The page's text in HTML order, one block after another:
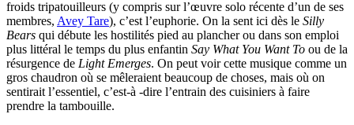
froids tripatouilleurs (y compris sur l’œuvre solo récente d’un de ses
membres, Avey Tare), c’est l’euphorie. On la sent ici dès le Silly
Bears qui débute les hostilités pied au plancher ou dans son emploi
plus littéral le temps du plus enfantin Say What You Want To ou de la
résurgence de Light Emerges. On peut voir cette musique comme un
gros chaudron où se mêleraient beaucoup de choses, mais où on
sentirait l’essentiel, c’est-à -dire l’entrain des cuisiniers à faire
prendre la tambouille.